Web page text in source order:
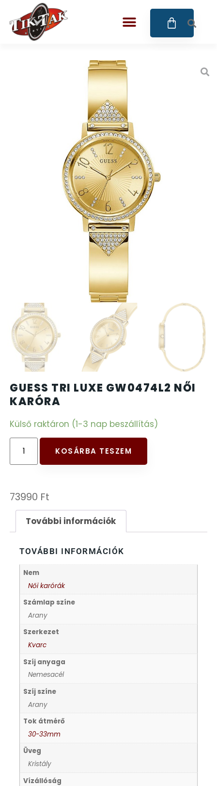
GUESS TRI LUXE GW0474L2 NŐI
KARÓRA
Külső raktáron (1-3 nap beszállítás)
KOSÁRBA TESZEM
73990 Ft
További információk
TOVÁBBI INFORMÁCIÓK
Nem
Női karórák
Számlap színe
Arany
Szerkezet
Kvarc
Szíj anyaga
Nemesacél
Szíj színe
Arany
Tok átmérő
30-33mm
Üveg
Kristály
Vízállóság
CANGO & RINALDI
CANGO & RINALDI CHARM
CANGO&RINALDI KARÓRÁK
DIVAT KARÓRÁK (Curren, Oulm,Naviforce, D-
DOXA
ESPRIT
FALIÓRÁK
FÉMCSATOK
FESTINA
FRANCIS DELON
FREELOOK
GUESS KARÓRÁK
HÁLÓZATI ÓRÁK
HOLLÓHÁZI PORCELÁN
ICE WATCH
KANDALLÓÓRÁK
KENNETH COLE
LORUS
LOTUS STYLE
MÁRKÁS KARÓRA SZÍJAK